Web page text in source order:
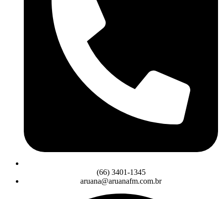
(66) 3401-1345
aruana@aruanafm.com.br